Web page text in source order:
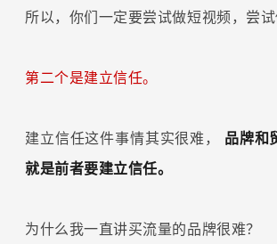
所以，你们一定要尝试做短视频，尝试
第二个是建立信任。
建立信任这件事情其实很难， 品牌和
就是前者要建立信任。
为什么我一直讲买流量的品牌很难？